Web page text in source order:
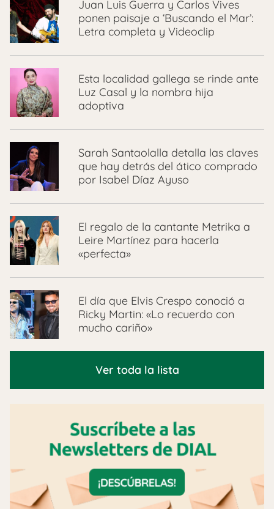
Juan Luis Guerra y Carlos Vives
ponen paisaje a ‘Buscando el Mar’:
Letra completa y Videoclip
Esta localidad gallega se rinde ante
Luz Casal y la nombra hija
adoptiva
Sarah Santaolalla detalla las claves
que hay detrás del ático comprado
por Isabel Díaz Ayuso
El regalo de la cantante Metrika a
Leire Martínez para hacerla
«perfecta»
El día que Elvis Crespo conoció a
Ricky Martin: «Lo recuerdo con
mucho cariño»
Ver toda la lista